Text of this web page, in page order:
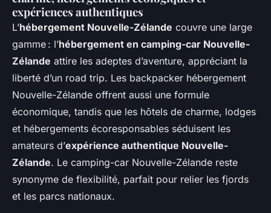
expériences authentiques
L’hébergement Nouvelle-Zélande couvre une large
gamme : l’hébergement en camping-car Nouvelle-
Zélande attire les adeptes d’aventure, appréciant la
liberté d’un road trip. Les backpacker hébergement
Nouvelle-Zélande offrent aussi une formule
économique, tandis que les hôtels de charme, lodges
et hébergements écoresponsables séduisent les
amateurs d’expérience authentique Nouvelle-
Zélande. Le camping-car Nouvelle-Zélande reste
synonyme de flexibilité, parfait pour relier les fjords
et les parcs nationaux.